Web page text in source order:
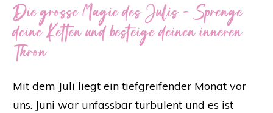
Die grosse Magie des Julis – Sprenge
deine Ketten und besteige deinen inneren
Thron
Mit dem Juli liegt ein tiefgreifender Monat vor
uns. Juni war unfassbar turbulent und es ist